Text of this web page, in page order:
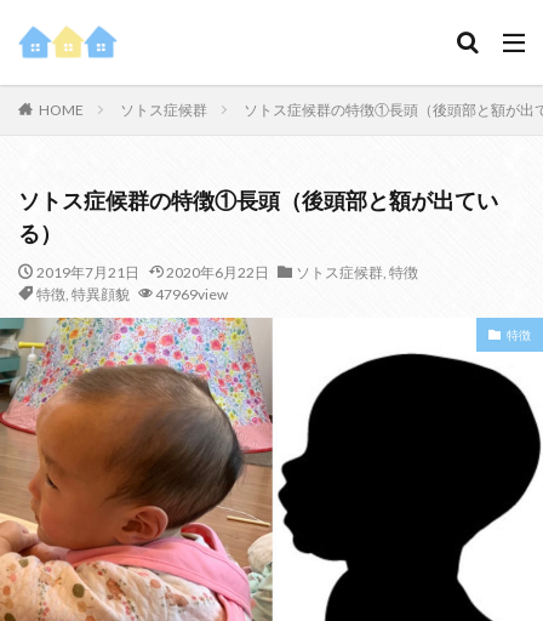
HOME ソトス症候群 ソトス症候群の特徴①長頭（後頭部と額が出
ソトス症候群の特徴①長頭（後頭部と額が出てい
る）
2019年7月21日 2020年6月22日 ソトス症候群, 特徴
特徴, 特異顔貌 47969view
特徴